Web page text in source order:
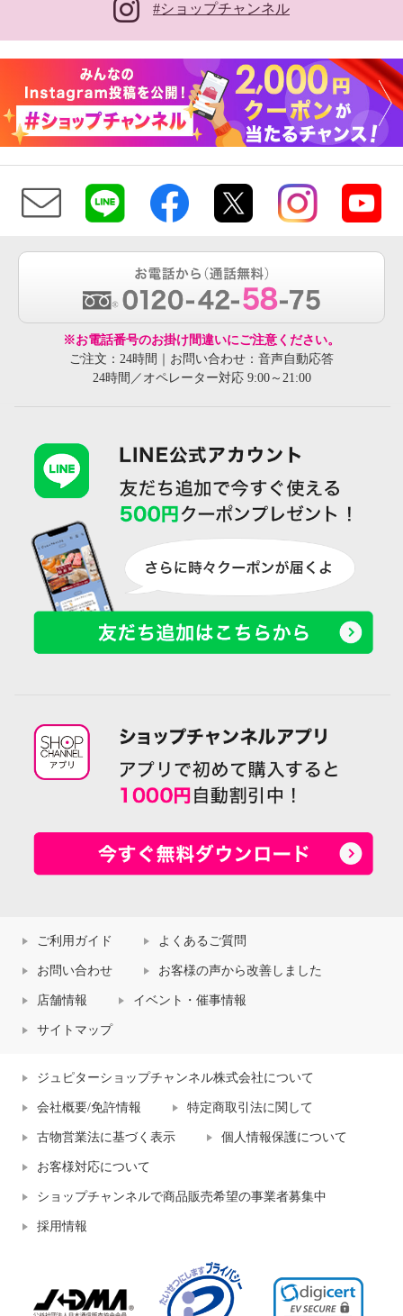
#ショップチャンネル
※お電話番号のお掛け間違いにご注意ください。
ご注文：24時間｜お問い合わせ：音声自動応答
24時間／オペレーター対応 9:00～21:00
ご利用ガイド よくあるご質問
お問い合わせ お客様の声から改善しました
店舗情報 イベント・催事情報
サイトマップ
ジュピターショップチャンネル株式会社について
会社概要/免許情報 特定商取引法に関して
古物営業法に基づく表示 個人情報保護について
お客様対応について
ショップチャンネルで商品販売希望の事業者募集中
採用情報